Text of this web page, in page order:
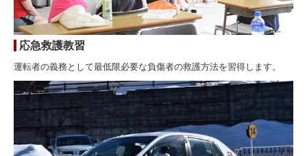
応急救護教習
運転者の義務として最低限必要な負傷者の救護方法を習得します。